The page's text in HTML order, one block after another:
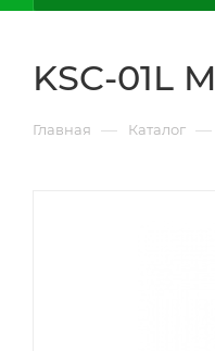
KSC-01L
Главная — Каталог —